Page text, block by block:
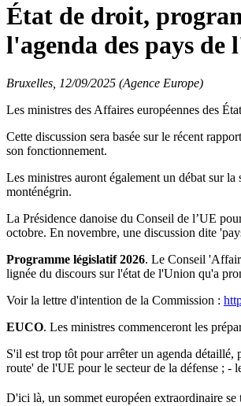
État de droit,
l'agenda des pays de
Bruxelles, 12/09/2025 (Agence Europe)
Les ministres des Affaires européennes des
Cette discussion sera basée sur le récent
son fonctionnement.
Les ministres auront également un débat sur
monténégrin.
La Présidence danoise du Conseil de l’UE
octobre. En novembre, une discussion dite
Programme législatif 2026. Le Conseil
lignée du discours sur l'état de l'Union qu'a
Voir la lettre d'intention de la Commission :
EUCO. Les ministres commenceront les
S'il est trop tôt pour arrêter un agenda
route' de l'UE pour le secteur de la défense ; -
D'ici là, un sommet européen extraordinaire se